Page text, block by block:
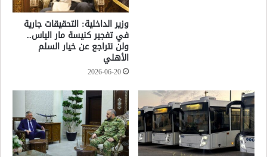
وزير الداخلية: التحقيقات جارية
في تفجير كنيسة مار الياس..
ولن نتراجع عن خيار السلم
الأهلي
2026-06-20